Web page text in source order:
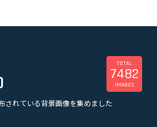
されている背景画像を集めました
TOTAL
7482
IMAGES